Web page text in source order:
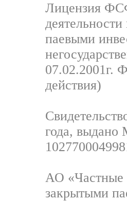
Лицензия
паевыми
07.02.2001г.
действия)
года, выдано
АО «Частные
закрытыми